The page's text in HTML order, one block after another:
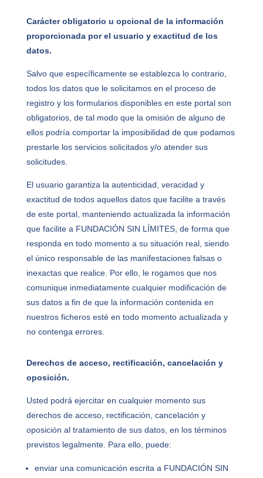
Carácter obligatorio u opcional de la información
proporcionada por el usuario y exactitud de los
datos.
Salvo que específicamente se establezca lo contrario,
todos los datos que le solicitamos en el proceso de
registro y los formularios disponibles en este portal son
obligatorios, de tal modo que la omisión de alguno de
ellos podría comportar la imposibilidad de que podamos
prestarle los servicios solicitados y/o atender sus
solicitudes.
El usuario garantiza la autenticidad, veracidad y
exactitud de todos aquellos datos que facilite a través
de este portal, manteniendo actualizada la información
que facilite a FUNDACIÓN SIN LÍMITES, de forma que
responda en todo momento a su situación real, siendo
el único responsable de las manifestaciones falsas o
inexactas que realice. Por ello, le rogamos que nos
comunique inmediatamente cualquier modificación de
sus datos a fin de que la información contenida en
nuestros ficheros esté en todo momento actualizada y
no contenga errores.
Derechos de acceso, rectificación, cancelación y
oposición.
Usted podrá ejercitar en cualquier momento sus
derechos de acceso, rectificación, cancelación y
oposición al tratamiento de sus datos, en los términos
previstos legalmente. Para ello, puede:
enviar una comunicación escrita a FUNDACIÓN SIN